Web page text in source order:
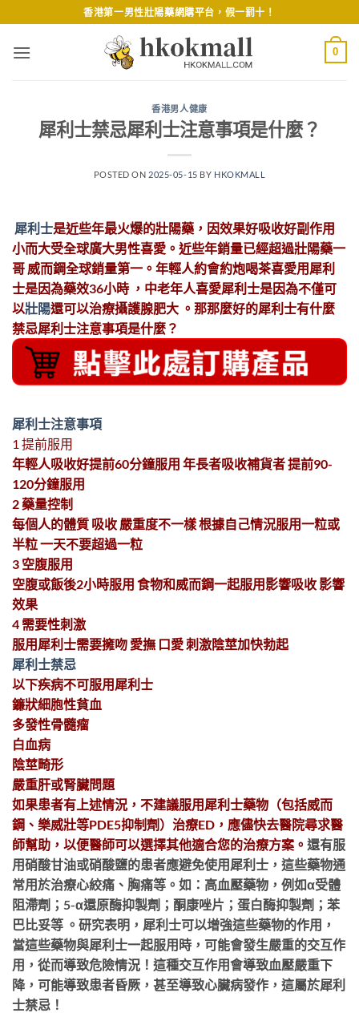
to
content
香港第一男性壯陽藥網購平台，假一罰十！
0
香港男人健康
犀利士禁忌犀利士注意事項是什麼？
POSTED ON 2025-05-15 BY HKOKMALL
犀利士是近些年最火爆的壯陽藥，因效果好吸收好副作用
小而大受全球廣大男性喜愛。近些年銷量已經超過壯陽藥一
哥 威而鋼全球銷量第一。年輕人約會約炮喝茶喜愛用犀利
士是因為藥效36小時 ，中老年人喜愛犀利士是因為不僅可
以壯陽還可以治療攝護腺肥大 。那那麼好的犀利士有什麼
禁忌犀利士注意事項是什麼？
犀利士注意事項
1 提前服用
年輕人吸收好提前60分鐘服用 年長者吸收補貨者 提前90-
120分鐘服用
2 藥量控制
每個人的體質 吸收 嚴重度不一樣 根據自己情況服用一粒或
半粒 一天不要超過一粒
3 空腹服用
空腹或飯後2小時服用 食物和威而鋼一起服用影響吸收 影響
效果
4 需要性刺激
服用犀利士需要擁吻 愛撫 口愛 刺激陰莖加快勃起
犀利士禁忌
以下疾病不可服用犀利士
鐮狀細胞性貧血
多發性骨髓瘤
白血病
陰莖畸形
嚴重肝或腎臟問題
如果患者有上述情況，不建議服用犀利士藥物（包括威而
鋼、樂威壯等PDE5抑制劑）治療ED，應儘快去醫院尋求醫
師幫助，以便醫師可以選擇其他適合您的治療方案。 還有服
用硝酸甘油或硝酸鹽的患者應避免使用犀利士，這些藥物通
常用於治療心絞痛、胸痛等。如：高血壓藥物，例如α受體
阻滯劑；5-α還原酶抑製劑；酮康唑片；蛋白酶抑製劑；苯
巴比妥等 。研究表明，犀利士可以增強這些藥物的作用，
當這些藥物與犀利士一起服用時，可能會發生嚴重的交互作
用，從而導致危險情況！這種交互作用會導致血壓嚴重下
降，可能導致患者昏厥，甚至導致心臟病發作，這屬於犀利
士禁忌！